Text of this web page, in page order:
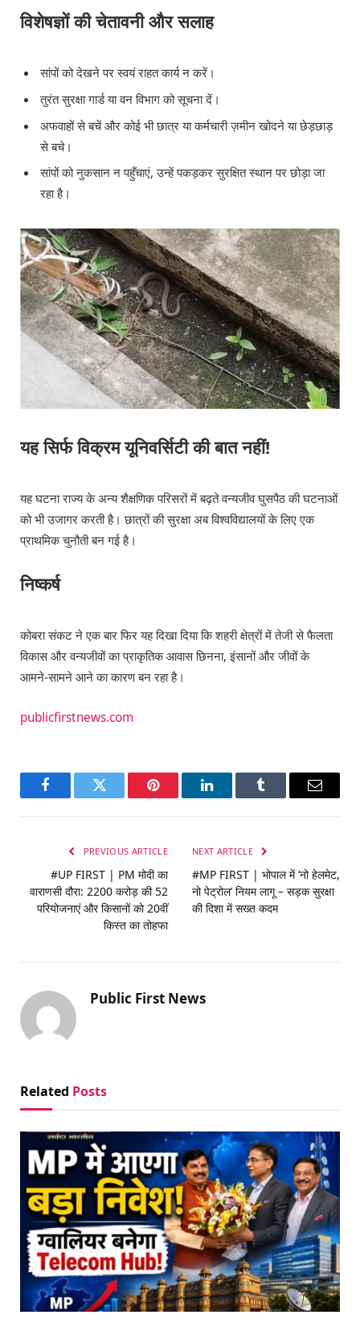
विशेषज्ञों की चेतावनी और सलाह
सांपों को देखने पर स्वयं राहत कार्य न करें।
तुरंत सुरक्षा गार्ड या वन विभाग को सूचना दें।
अफवाहों से बचें और कोई भी छात्र या कर्मचारी ज़मीन खोदने या छेड़छाड़
से बचे।
सांपों को नुकसान न पहुँचाएं, उन्हें पकड़कर सुरक्षित स्थान पर छोड़ा जा
रहा है।
यह सिर्फ विक्रम यूनिवर्सिटी की बात नहीं!
यह घटना राज्य के अन्य शैक्षणिक परिसरों में बढ़ते वन्यजीव घुसपैठ की घटनाओं
को भी उजागर करती है। छात्रों की सुरक्षा अब विश्वविद्यालयों के लिए एक
प्राथमिक चुनौती बन गई है।
निष्कर्ष
कोबरा संकट ने एक बार फिर यह दिखा दिया कि शहरी क्षेत्रों में तेजी से फैलता
विकास और वन्यजीवों का प्राकृतिक आवास छिनना, इंसानों और जीवों के
आमने-सामने आने का कारण बन रहा है।
publicfirstnews.com
FacebookTwitter Pinterest LinkedInTumblr Email
PREVIOUS ARTICLE
#UP FIRST | PM मोदी का
वाराणसी दौरा: 2200 करोड़ की 52
परियोजनाएं और किसानों को 20वीं
किस्त का तोहफा
NEXT ARTICLE
#MP FIRST | भोपाल में ‘नो हेलमेट,
नो पेट्रोल’ नियम लागू – सड़क सुरक्षा
की दिशा में सख्त कदम
Public First News
Related Posts